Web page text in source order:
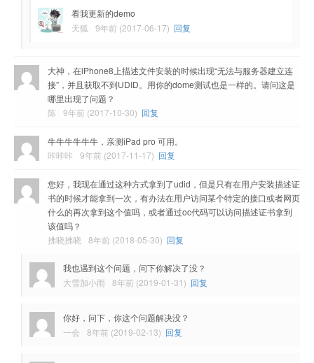
看我更新的demo
天狐
9年前 (2017-06-17) 回复
大神，在iPhone8上描述文件安装的时候出现“无法与服务器建立连
接”，并且获取不到UDID。用你的dome测试也是一样的。请问这是
哪里出现了问题？
陈
9年前 (2017-10-30) 回复
牛牛牛牛牛牛，亲测iPad pro 可用。
咔咔咔
9年前 (2017-11-17) 回复
您好，我现在通过这种方式拿到了udid，但是只有在用户安装描述证
书的时候才能拿到一次，有办法在用户访问某个特定的接口或者网页
什么的再次拿到这个值吗，或者通过oc代码可以访问描述证书拿到
该值吗？
拂晓拂晓
8年前 (2018-05-30) 回复
我也遇到这个问题，问下你解决了没？
大雪加小雨
8年前 (2019-01-31) 回复
你好，问下，你这个问题解决没？
一会
8年前 (2019-02-13) 回复